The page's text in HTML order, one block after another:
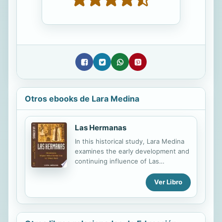
Otros ebooks de Lara Medina
Las Hermanas
In this historical study, Lara Medina
examines the early development and
continuing influence of Las
established in 1971 to counter the
patriarchy and Eurocentrism of the
weaves archival research and oral
Ver Libro